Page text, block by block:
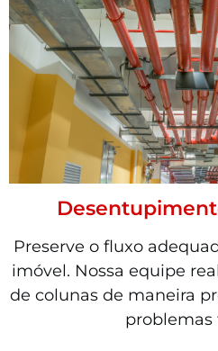
Preserve o fluxo
imóvel. Nossa equipe
de colunas de maneira
problemas